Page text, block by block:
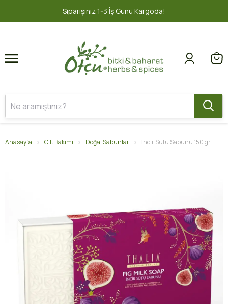
2000 TL ve üzeri
1 2
Anasayfa Cilt Bakımı Doğal Sabunlar İncir Sütü Sabunu 150 gr